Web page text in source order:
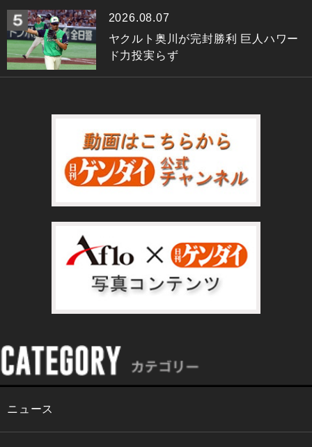
2026.08.07
ヤクルト奥川が完封勝利 巨人ハワー
ド力投実らず
ニュース